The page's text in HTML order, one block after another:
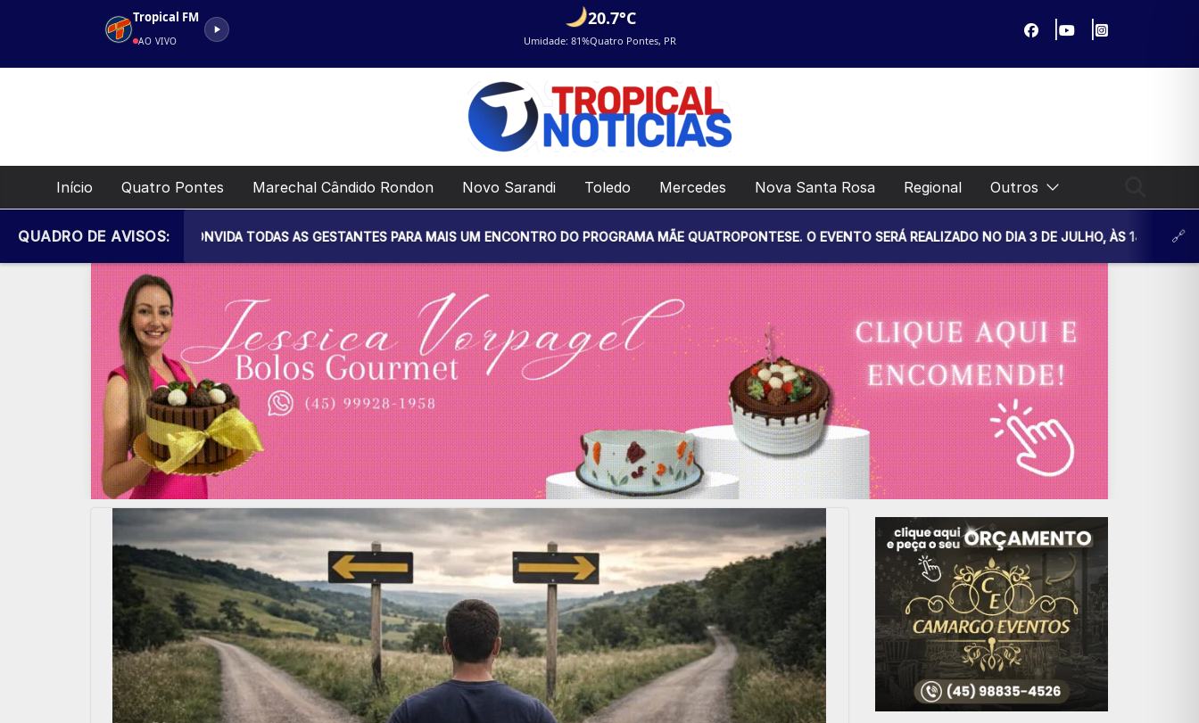
Tropical FM
AO VIVO
20.7°C
Umidade: 81%Quatro Pontes, PR
Início Quatro Pontes Marechal Cândido Rondon Novo Sarandi Toledo Mercedes Nova Santa Rosa Regional Outros
QUADRO DE AVISOS:
DE SAÚDE CONVIDA TODAS AS GESTANTES PARA MAIS UM ENCONTRO DO PROGRAMA MÃE QUATROPONTESE. O EVENTO SERÁ REALIZADO NO DIA 3 DE JULHO, ÀS 14H30, NA UNIDADE